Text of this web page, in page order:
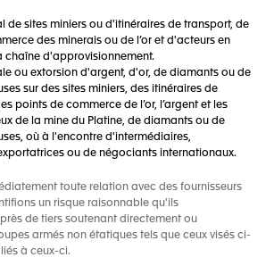
de sites miniers ou d'itinéraires de transport, de
des minerais ou de l’or et d'acteurs en
chaîne d'approvisionnement.
ou extorsion d'argent, d'or, de diamants ou de
sur des sites miniers, des itinéraires de
points de commerce de l’or, l’argent et les
de la mine du Platine, de diamants ou de
où à l'encontre d'intermédiaires,
ou de négociants internationaux.
toute relation avec des fournisseurs
un risque raisonnable qu'ils
de tiers soutenant directement ou
armés non étatiques tels que ceux visés ci-
à ceux-ci.